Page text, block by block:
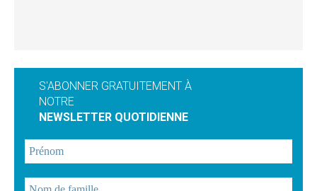
S'ABONNER GRATUITEMENT À
NOTRE
NEWSLETTER QUOTIDIENNE